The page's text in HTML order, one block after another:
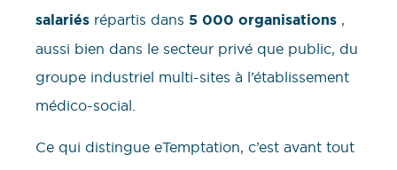
salariés répartis dans 5 000 organisations ,
aussi bien dans le secteur privé que public, du
groupe industriel multi-sites à l’établissement
médico-social.
Ce qui distingue eTemptation, c’est avant tout